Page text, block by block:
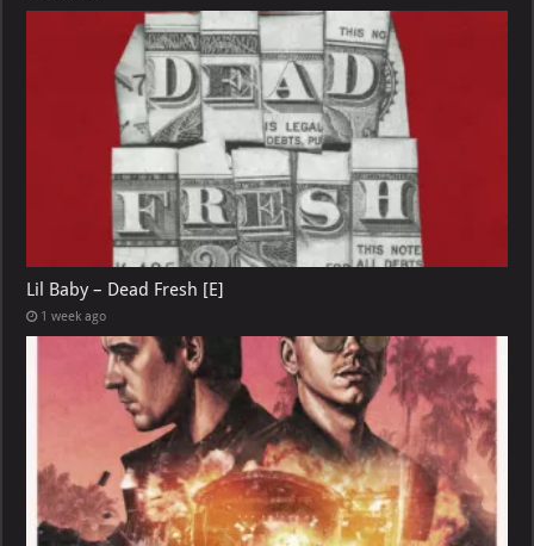
Lil Baby – Dead Fresh [E]
1 week ago